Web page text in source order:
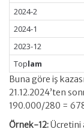
2024-2
2024-1
2023-12
Toplam
Buna göre iş
21.12.2024’ten
190.000/280 =
Örnek-12:Ücretini